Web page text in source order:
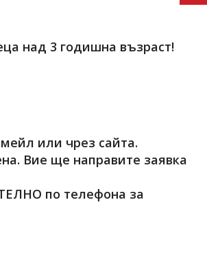
над 3 годишна възраст!
или чрез сайта.
Вие ще направите заявка
по телефона за